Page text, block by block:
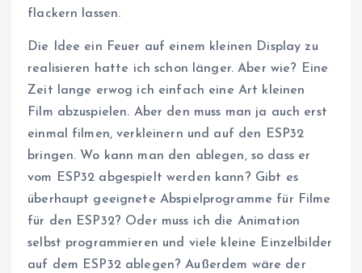
flackern lassen.
Die Idee ein Feuer auf einem kleinen Display zu
realisieren hatte ich schon länger. Aber wie? Eine
Zeit lange erwog ich einfach eine Art kleinen
Film abzuspielen. Aber den muss man ja auch erst
einmal filmen, verkleinern und auf den ESP32
bringen. Wo kann man den ablegen, so dass er
vom ESP32 abgespielt werden kann? Gibt es
überhaupt geeignete Abspielprogramme für Filme
für den ESP32? Oder muss ich die Animation
selbst programmieren und viele kleine Einzelbilder
auf dem ESP32 ablegen? Außerdem wäre der